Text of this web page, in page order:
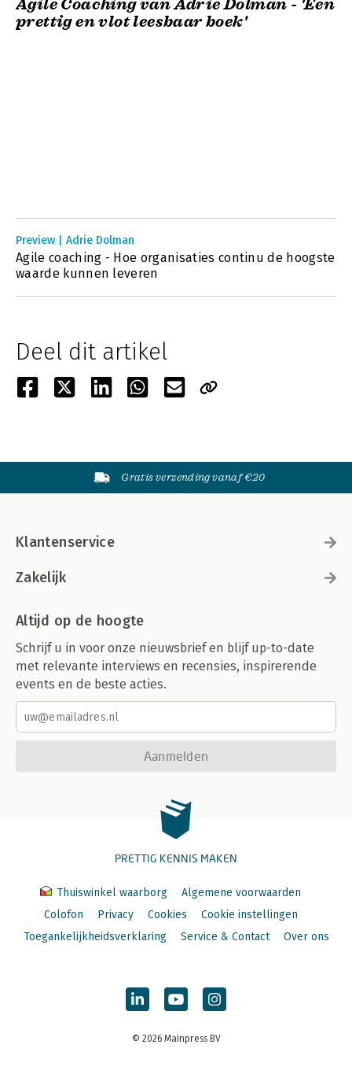
Agile Coaching van Adrie Dolman - 'Een
prettig en vlot leesbaar boek'
Preview | Adrie Dolman
Agile coaching - Hoe organisaties continu de hoogste
waarde kunnen leveren
Deel dit artikel
Gratis verzending vanaf €20
Klantenservice
Zakelijk
Altijd op de hoogte
Schrijf u in voor onze nieuwsbrief en blijf up-to-date
met relevante interviews en recensies, inspirerende
events en de beste acties.
Aanmelden
PRETTIG KENNIS MAKEN
Thuiswinkel waarborg
Algemene voorwaarden
Colofon
Privacy Cookies
Cookie instellingen
Toegankelijkheidsverklaring
Service & Contact Over ons
© 2026 Mainpress BV